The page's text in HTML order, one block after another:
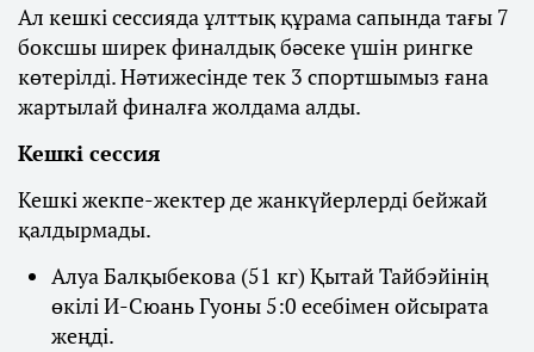
Ал кешкі сессияда ұлттық құрама сапында тағы 7
боксшы ширек финалдық бәсеке үшін рингке
көтерілді. Нәтижесінде тек 3 спортшымыз ғана
жартылай финалға жолдама алды.
Кешкі сессия
Кешкі жекпе-жектер де жанкүйерлерді бейжай
қалдырмады.
Алуа Балқыбекова (51 кг) Қытай Тайбэйінің
өкілі И-Сюань Гуоны 5:0 есебімен ойсырата
жеңді.